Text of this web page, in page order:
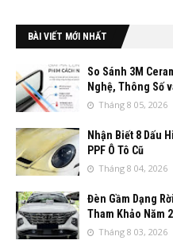
BÀI VIẾT MỚI NHẤT
So Sánh 3M
Nghệ, Thông Số
Tháng 8 05, 2026
Nhận Biết 8 Dấu
PPF Ô Tô Cũ
Tháng 8 04, 2026
Đèn Gầm Dạng
Tham Khảo Năm
Tháng 8 03, 2026